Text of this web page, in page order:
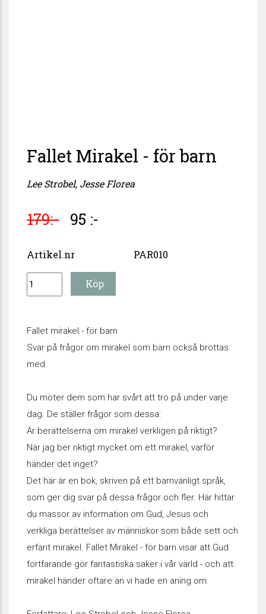
Fallet Mirakel - för barn
Lee Strobel, Jesse Florea
179:- 95 :-
Artikel.nr PAR010
Fallet mirakel - för barn
Svar på frågor om mirakel som barn också brottas
med.
Du möter dem som har svårt att tro på under varje
dag. De ställer frågor som dessa:
Är berättelserna om mirakel verkligen på riktigt?
När jag ber riktigt mycket om ett mirakel, varför
händer det inget?
Det här är en bok, skriven på ett barnvänligt språk,
som ger dig svar på dessa frågor och fler. Här hittar
du massor av information om Gud, Jesus och
verkliga berättelser av människor som både sett och
erfarit mirakel. Fallet Mirakel - för barn visar att Gud
fortfarande gör fantastiska saker i vår värld - och att
mirakel händer oftare än vi hade en aning om.